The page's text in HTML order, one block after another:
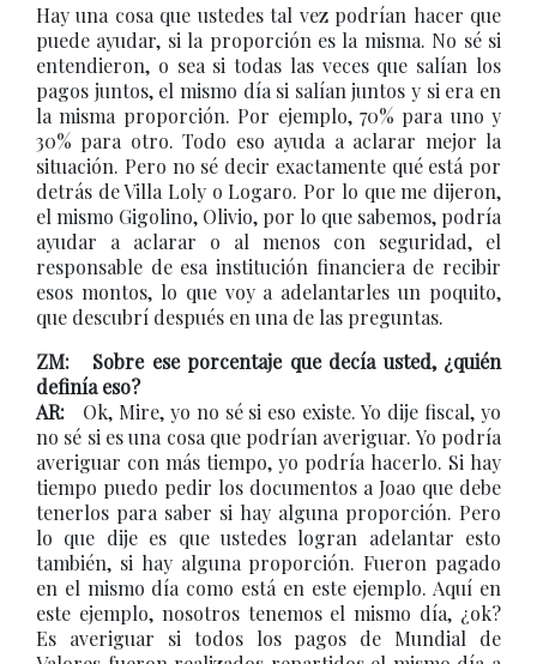
Hay una cosa que ustedes tal vez podrían hacer que
puede ayudar, si la proporción es la misma. No sé si
entendieron, o sea si todas las veces que salían los
pagos juntos, el mismo día si salían juntos y si era en
la misma proporción. Por ejemplo, 70% para uno y
30% para otro. Todo eso ayuda a aclarar mejor la
situación. Pero no sé decir exactamente qué está por
detrás de Villa Loly o Logaro. Por lo que me dijeron,
el mismo Gigolino, Olivio, por lo que sabemos, podría
ayudar a aclarar o al menos con seguridad, el
responsable de esa institución financiera de recibir
esos montos, lo que voy a adelantarles un poquito,
que descubrí después en una de las preguntas.
ZM: Sobre ese porcentaje que decía usted, ¿quién
definía eso?
AR: Ok, Mire, yo no sé si eso existe. Yo dije fiscal, yo
no sé si es una cosa que podrían averiguar. Yo podría
averiguar con más tiempo, yo podría hacerlo. Si hay
tiempo puedo pedir los documentos a Joao que debe
tenerlos para saber si hay alguna proporción. Pero
lo que dije es que ustedes logran adelantar esto
también, si hay alguna proporción. Fueron pagado
en el mismo día como está en este ejemplo. Aquí en
este ejemplo, nosotros tenemos el mismo día, ¿ok?
Es averiguar si todos los pagos de Mundial de